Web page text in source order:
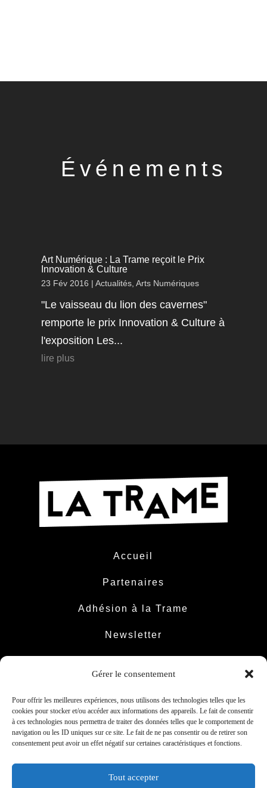
Gérer le consentement
Pour offrir les meilleures expériences, nous utilisons des technologies telles que les
cookies pour stocker et/ou accéder aux informations des appareils. Le fait de consentir
à ces technologies nous permettra de traiter des données telles que le comportement de
navigation ou les ID uniques sur ce site. Le fait de ne pas consentir ou de retirer son
consentement peut avoir un effet négatif sur certaines caractéristiques et fonctions.
Tout accepter
Événements
Art Numérique : La Trame reçoit le Prix
Innovation & Culture
23 Fév 2016 | Actualités Arts Numériques
"Le vaisseau du lion des cavernes"
remporte le prix Innovation & Culture à
l'exposition Les...
lire plus
Accueil
Partenaires
Adhésion à la Trame
Newsletter
FacebookInstagramLinkedInYouTube
Mentions légales Politique de confidentialité